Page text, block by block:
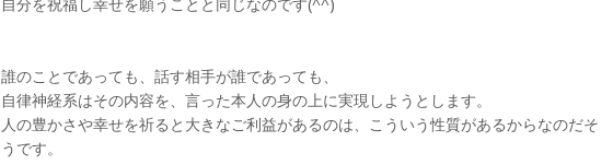
誰のことであっても、話す相手が誰であっても、
自律神経系はその内容を、言った本人の身の上に実現しようとします。
人の豊かさや幸せを祈ると大きなご利益があるのは、こういう性質があるからなのだそ
うです。